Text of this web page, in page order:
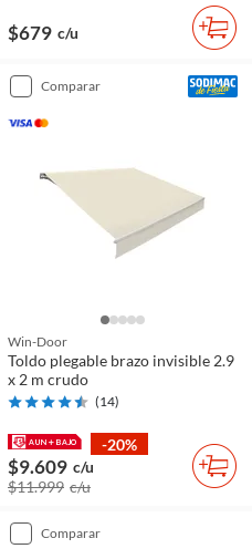
$679 c/u
comparar
Win-Door
Toldo plegable brazo invisible 2.9
x 2 m crudo
(14)
-20%
$9.609 c/u
$11.999 c/u
comparar